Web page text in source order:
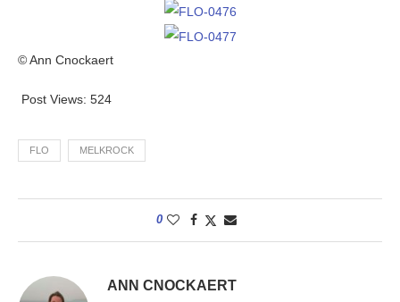
© Ann Cnockaert
Post Views: 524
FLO MELKROCK
0
ANN CNOCKAERT